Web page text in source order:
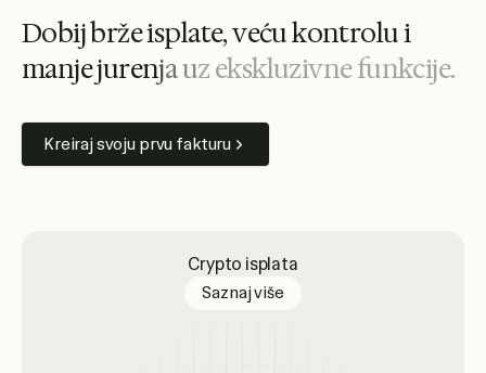
Dobijbržeisplate,većukontrolui
manjejurenjauzekskluzivnefunkcije.
Kreiraj svoju prvu fakturu
Crypto isplata
Saznaj višeabout crypto payouts